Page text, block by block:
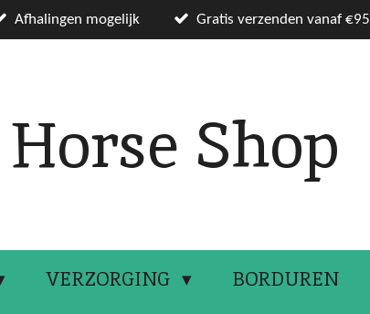
Afhalingen mogelijk Gratis verzenden vanaf €95
Shop
VERZORGING BORDUREN